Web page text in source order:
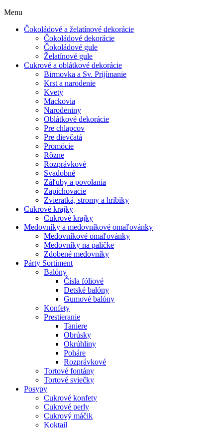
Menu
Čokoládové a želatínové dekorácie
Čokoládové dekorácie
Čokoládové gule
Želatínové gule
Cukrové a oblátkové dekorácie
Birmovka a Sv. Prijímanie
Krst a narodenie
Kvety
Mackovia
Narodeniny
Oblátkové dekorácie
Pre chlapcov
Pre dievčatá
Promócie
Rôzne
Rozprávkové
Svadobné
Záľuby a povolania
Zapichovacie
Zvieratká, stromy a hríbiky
Cukrové krajky
Cukrové krajky
Medovníky a medovníkové omaľovánky
Medovníkové omaľovánky
Medovníky na paličke
Zdobené medovníky
Párty Sortiment
Balóny
Čísla fóliové
Detské balóny
Gumové balóny
Konfety
Prestieranie
Taniere
Obrúsky
Okrúhliny
Poháre
Rozprávkové
Tortové fontány
Tortové sviečky
Posypy
Cukrové konfety
Cukrové perly
Cukrový máčik
Koktail